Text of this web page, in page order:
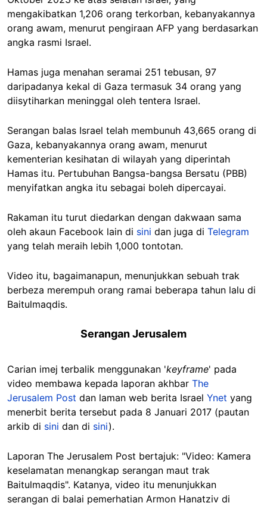
mengakibatkan 1,206 orang terkorban, kebanyakannya
orang awam, menurut pengiraan AFP yang berdasarkan
angka rasmi Israel.
Hamas juga menahan seramai 251 tebusan, 97
daripadanya kekal di Gaza termasuk 34 orang yang
diisytiharkan meninggal oleh tentera Israel.
Serangan balas Israel telah membunuh 43,665 orang di
Gaza, kebanyakannya orang awam, menurut
kementerian kesihatan di wilayah yang diperintah
Hamas itu. Pertubuhan Bangsa-bangsa Bersatu (PBB)
menyifatkan angka itu sebagai boleh dipercayai.
Rakaman itu turut diedarkan dengan dakwaan sama
oleh akaun Facebook lain di sini dan juga di Telegram
yang telah meraih lebih 1,000 tontotan.
Video itu, bagaimanapun, menunjukkan sebuah trak
berbeza merempuh orang ramai beberapa tahun lalu di
Baitulmaqdis.
Serangan Jerusalem
Carian imej terbalik menggunakan 'keyframe' pada
video membawa kepada laporan akhbar The
Jerusalem Post dan laman web berita Israel Ynet yang
menerbit berita tersebut pada 8 Januari 2017 (pautan
arkib di sini dan di sini).
Laporan The Jerusalem Post bertajuk: "Video: Kamera
keselamatan menangkap serangan maut trak
Baitulmaqdis". Katanya, video itu menunjukkan
serangan di balai pemerhatian Armon Hanatziv di